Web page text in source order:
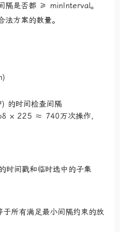
隔是否都 ≥ minInterval。
法方案的数量。
的时间检查间隔
× 225 ≈ 740万次操作，
时间戳和临时选中的子集
于所有满足最小间隔约束的放